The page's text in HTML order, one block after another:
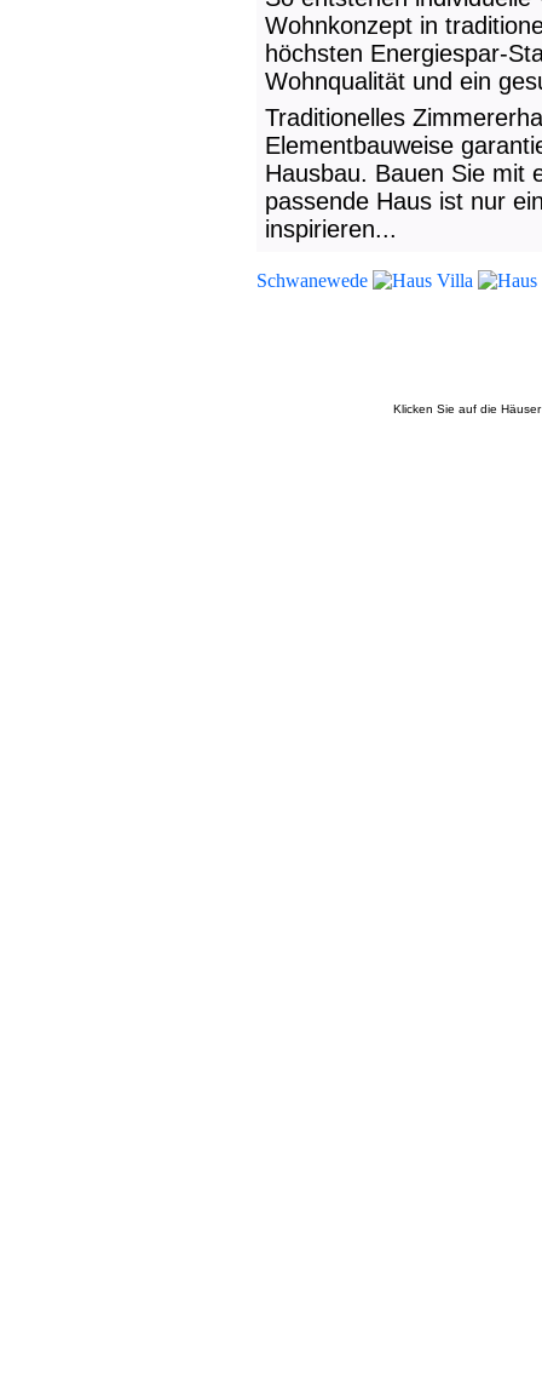
Wohnkonzept in
höchsten Energiespar-
Wohnqualität und ein
Traditionelles
Elementbauweise
Hausbau. Bauen Sie mit
passende Haus ist nur
inspirieren...
Klicken Sie auf die